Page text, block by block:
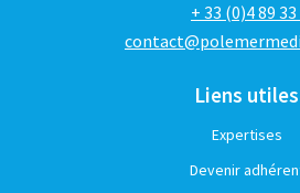
+ 33 (0)4 89 33
Liens utiles
Expertises
Devenir